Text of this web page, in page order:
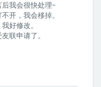
我会很快处理~
开，我会移掉。
好修改。
联申请了。